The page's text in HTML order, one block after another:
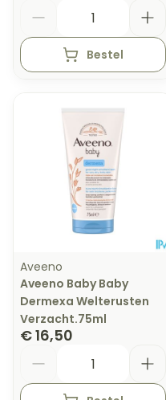
Bestel
Aveeno
Aveeno Baby Baby
Dermexa Welterusten
Verzacht.75ml
€ 16,50